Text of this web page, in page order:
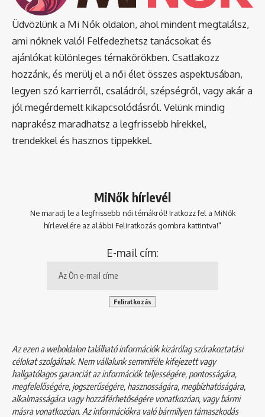
Üdvözlünk a Mi Nők oldalon, ahol mindent megtalálsz,
ami nőknek való! Felfedezhetsz tanácsokat és
ajánlókat különleges témakörökben. Csatlakozz
hozzánk, és merülj el a női élet összes aspektusában,
legyen szó karrierről, családról, szépségről, vagy akár a
jól megérdemelt kikapcsolódásról. Velünk mindig
naprakész maradhatsz a legfrissebb hírekkel,
trendekkel és hasznos tippekkel.
MiNők hírlevél
Ne maradj le a legfrissebb női témákról! Iratkozz fel a MiNők
hírlevelére az alábbi Feliratkozás gombra kattintva!"
E-mail cím:
Az ezen a weboldalon található információk kizárólag szórakoztatási
célokat szolgálnak. Nem vállalunk semmiféle kifejezett vagy
hallgatólagos garanciát az információk teljességére, pontosságára,
megfelelőségére, jogszerűségére, hasznosságára, megbízhatóságára,
alkalmasságára vagy hozzáférhetőségére vonatkozóan, vagy bármi
másra vonatkozóan. Az információkra való bármilyen támaszkodás